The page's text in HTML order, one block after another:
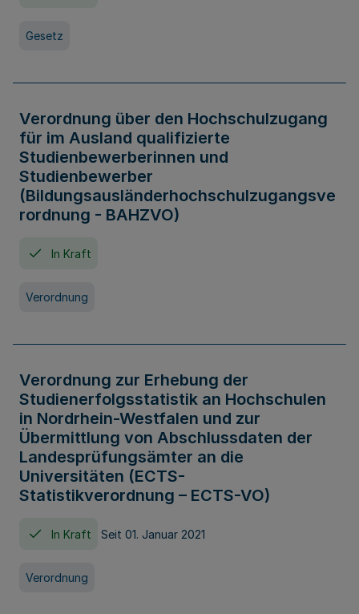
Gesetz
Verordnung über den Hochschulzugang
für im Ausland qualifizierte
Studienbewerberinnen und
Studienbewerber
(Bildungsausländerhochschulzugangsve
rordnung - BAHZVO)
In Kraft
Verordnung
Verordnung zur Erhebung der
Studienerfolgsstatistik an Hochschulen
in Nordrhein-Westfalen und zur
Übermittlung von Abschlussdaten der
Landesprüfungsämter an die
Universitäten (ECTS-
Statistikverordnung – ECTS-VO)
In Kraft Seit 01. Januar 2021
Verordnung